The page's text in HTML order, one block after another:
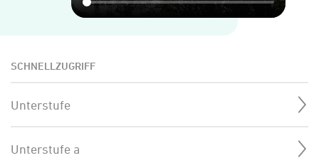
SCHNELLZUGRIFF
Unterstufe
Unterstufe a